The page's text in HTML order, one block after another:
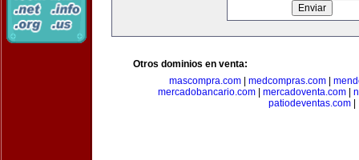
Otros dominios en venta:
mascompra.com| medcompras.com|
mercadobancario.com| mercadoventa.com|
patiodeventas.com|